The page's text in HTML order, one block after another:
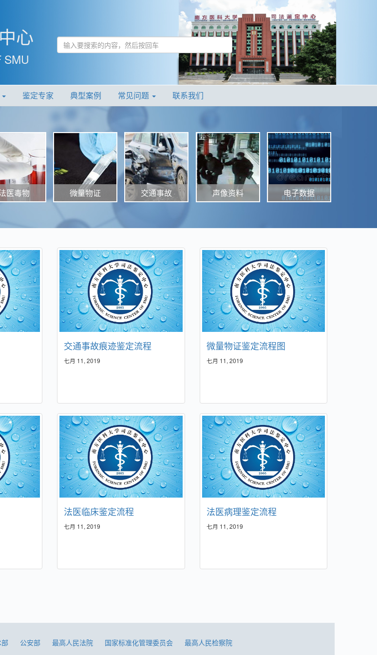
心
SMU
鉴定专家 典型案例 常见问题 联系我们
医毒物 微量物证 交通事故 声像资料 电子数据
交通事故痕迹鉴定流程
七月 11, 2019
微量物证鉴定流程图
七月 11, 2019
法医临床鉴定流程
七月 11, 2019
法医病理鉴定流程
七月 11, 2019
公安部 最高人民法院 国家标准化管理委员会 最高人民检察院